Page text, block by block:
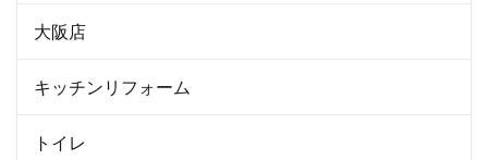
大阪店
キッチンリフォーム
トイレ